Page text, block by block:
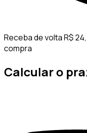
Receba de volta R$
compra
Calcular o